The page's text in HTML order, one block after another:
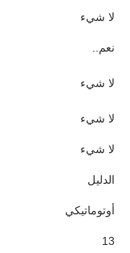
لا شيء
نعم..
لا شيء
لا شيء
لا شيء
الدليل
أوتوماتيكي
13